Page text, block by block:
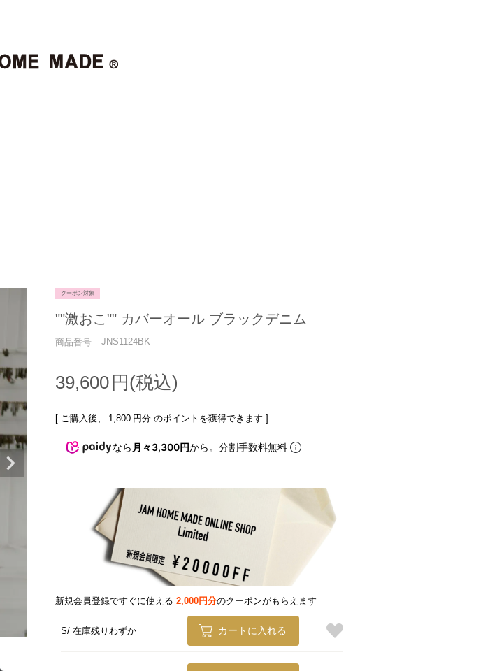
クーポン対象
""激おこ"" カバーオール ブラックデニム
商品番号 JNS1124BK
39,600
[ ご購入後、 1,800 円分 のポイントを獲得できます ]
なら 月々3,300円から。分割手数料無料
新規会員登録ですぐに使える 2,000円分のクーポンがもらえます
S 在庫残りわずか カートに入れる